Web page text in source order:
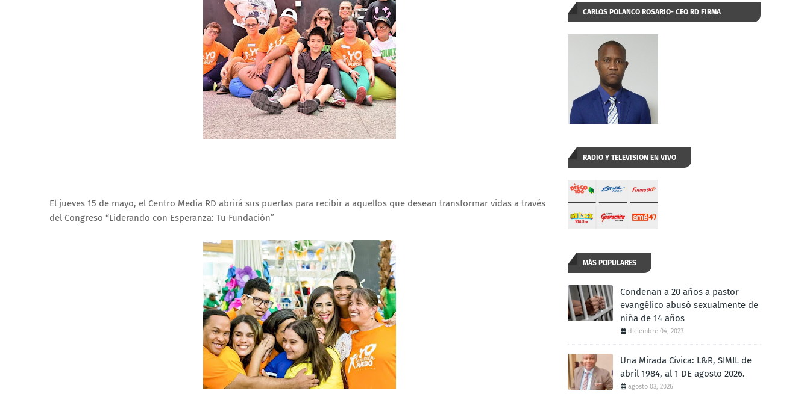
El jueves 15 de mayo, el Centro Media RD abrirá sus puertas para recibir a aquellos que desean transformar vidas a través
del Congreso “Liderando con Esperanza: Tu Fundación”
CARLOS POLANCO ROSARIO- CEO RD FIRMA
AUTORIZADA
RADIO Y TELEVISION EN VIVO
MÁS POPULARES
Condenan a 20 años a pastor
evangélico abusó sexualmente de
niña de 14 años
diciembre 04, 2023
Una Mirada Cívica: L&R, SIMIL de
abril 1984, al 1 DE agosto 2026.
agosto 03, 2026